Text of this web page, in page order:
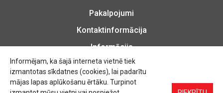
Pakalpojumi
Kontaktinformācija
Informācija
Informējam, ka šajā interneta vietnē tiek
izmantotas sīkdatnes (cookies), lai padarītu
mājas lapas aplūkošanu ērtāku. Turpinot